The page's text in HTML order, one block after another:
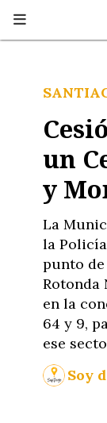
un
y
La
la
punto
Rotonda
en la
64 y 9,
ese
Soy